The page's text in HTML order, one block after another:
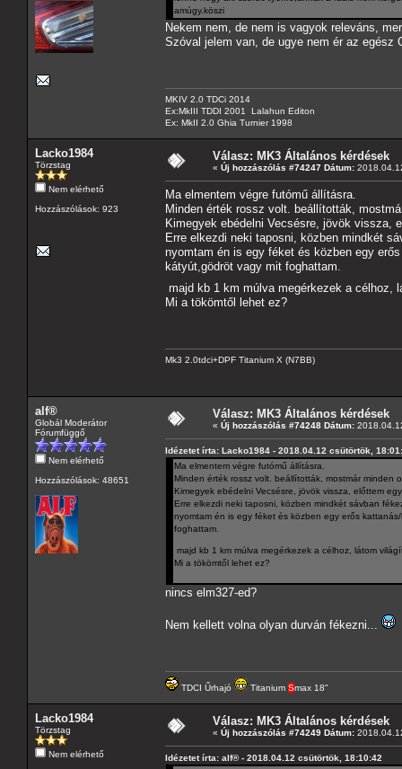
amúgy.köszi
Nekem nem, de nem is vagyok releváns,
Szóval jelem van, de ugye nem ér az egész
MKIV 2.0 TDCi 2014
Ex:MkIII TDDI 2001 Lalahun Editon
Ex: MkII 2.0 Ghia Turnier 1998
Lacko1984
Törzstag
Nem elérhető
Hozzászólások: 923
Válasz: MK3 Általános kérdések
« Új hozzászólás #74247 Dátum:
Ma elmentem végre futómű állításra.
Minden érték rossz volt. beállították,
Kimegyek ebédelni Vecsésre, jövök vissza,
Erre elkezdi neki taposni, közben mindkét
nyomtam én is egy féket és közben egy
kátyút,gödröt vagy mit foghattam.
majd kb 1 km múlva megérkezek a
Mi a tökömtől lehet ez?
Mk3 2.0tdci+DPF Titanium X (N7BB)
alf®
Globál Moderátor
Fórumfüggő
Nem elérhető
Hozzászólások: 48651
Válasz: MK3 Általános kérdések
« Új hozzászólás #74248 Dátum:
Idézetet írta: Lacko1984 - 2018.04.12 csütörtök,
Ma elmentem végre futómű állításra.
Minden érték rossz volt. beállították, mostmár minden
Kimegyek ebédelni Vecsésre, jövök vissza, előttem
Erre elkezdi neki taposni, közben mindkét sávban
nyomtam én is egy féket és közben egy erős
foghattam.
majd kb 1 km múlva megérkezek a célhoz, látom
Mi a tökömtől lehet ez?
nincs elm327-ed?
Nem kellett volna olyan durván fékezni...
TDCI Űrhajó Titanium Smax 18"
Lacko1984
Törzstag
Nem elérhető
Válasz: MK3 Általános kérdések
« Új hozzászólás #74249 Dátum:
Idézetet írta: alf® - 2018.04.12 csütörtök, 18:10:42